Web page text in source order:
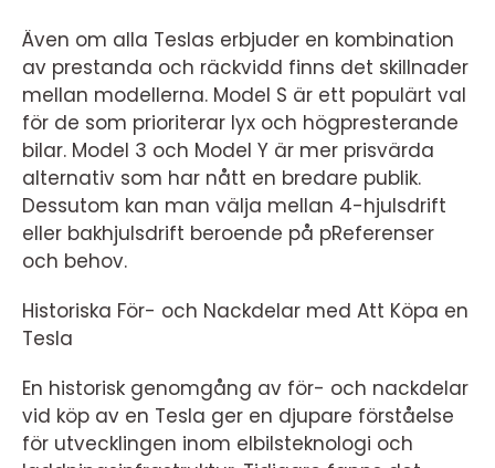
Även om alla Teslas erbjuder en kombination
av prestanda och räckvidd finns det skillnader
mellan modellerna. Model S är ett populärt val
för de som prioriterar lyx och högpresterande
bilar. Model 3 och Model Y är mer prisvärda
alternativ som har nått en bredare publik.
Dessutom kan man välja mellan 4-hjulsdrift
eller bakhjulsdrift beroende på pReferenser
och behov.
Historiska För- och Nackdelar med Att Köpa en
Tesla
En historisk genomgång av för- och nackdelar
vid köp av en Tesla ger en djupare förståelse
för utvecklingen inom elbilsteknologi och